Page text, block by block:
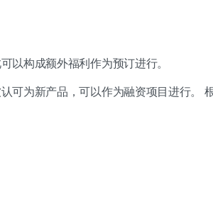
以构成额外福利作为预订进行。
可为新产品，可以作为融资项目进行。